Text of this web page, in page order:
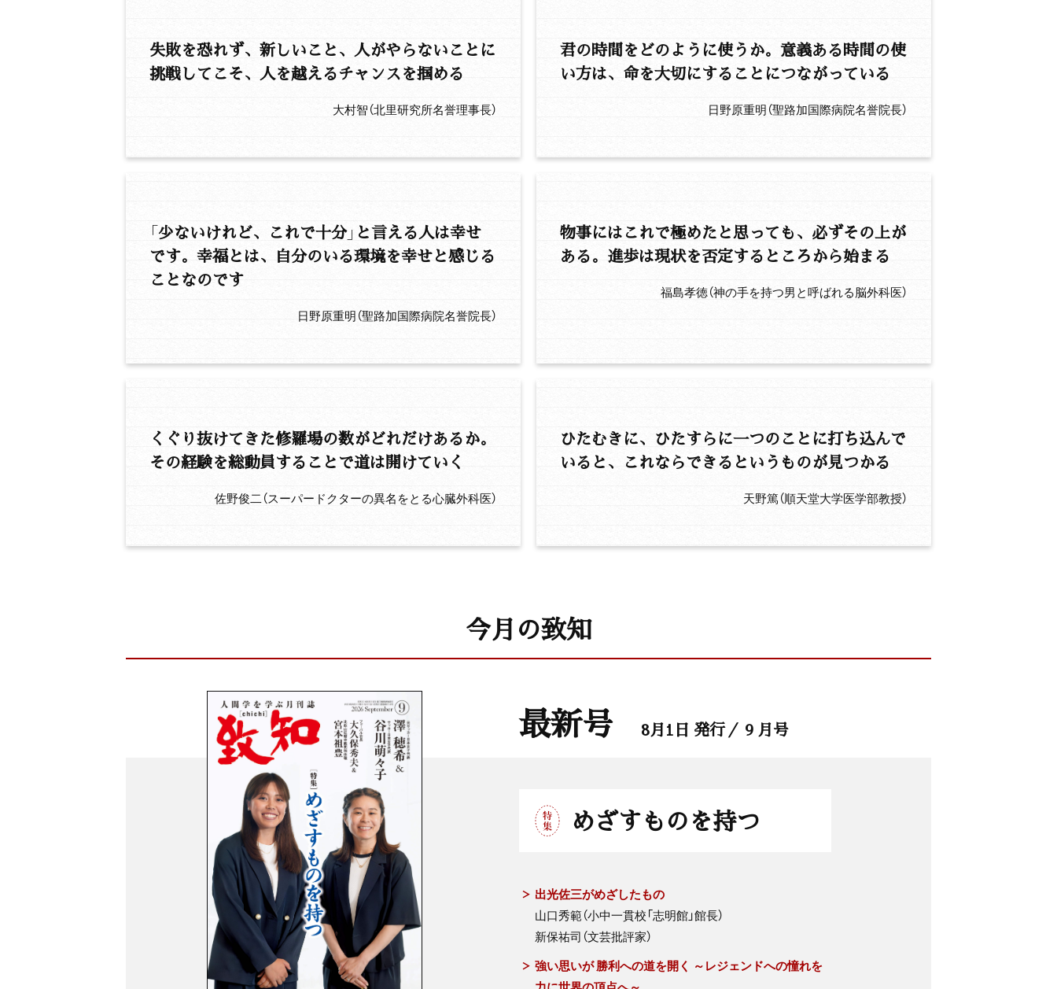
失敗を恐れず、新しいこと、人がやらないことに
挑戦してこそ、人を越えるチャンスを掴める
大村智（北里研究所名誉理事長）
君の時間をどのように使うか。意義ある時間の使
い方は、命を大切にすることにつながっている
日野原重明（聖路加国際病院名誉院長）
「少ないけれど、これで十分」と言える人は幸せ
です。幸福とは、自分のいる環境を幸せと感じる
ことなのです
日野原重明（聖路加国際病院名誉院長）
物事にはこれで極めたと思っても、必ずその上が
ある。進歩は現状を否定するところから始まる
福島孝徳（神の手を持つ男と呼ばれる脳外科医）
くぐり抜けてきた修羅場の数がどれだけあるか。
その経験を総動員することで道は開けていく
佐野俊二（スーパードクターの異名をとる心臓外科医）
ひたむきに、ひたすらに一つのことに打ち込んで
いると、これならできるというものが見つかる
天野篤（順天堂大学医学部教授）
今月の致知
最新号 8月1日 発行／ 9 月号
めざすものを持つ
出光佐三がめざしたもの
山口秀範（小中一貫校「志明館」館長）
新保祐司（文芸批評家）
強い思いが 勝利への道を開く ～レジェンドへの憧れを